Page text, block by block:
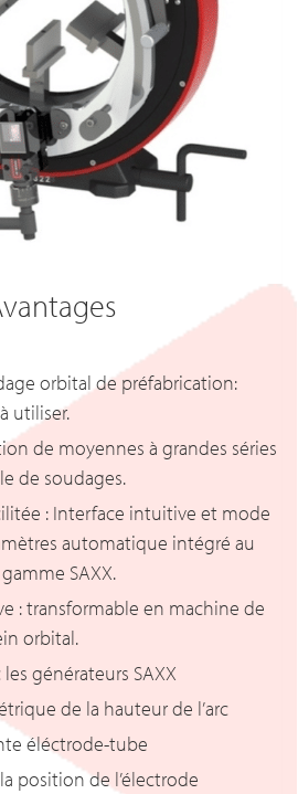
orbital de préfabrication:
utiliser.
de moyennes à grandes séries
de soudages.
: Interface intuitive et mode
automatique intégré au
SAXX.
: transformable en machine de
orbital.
générateurs SAXX
de la hauteur de l’arc
éléctrode-tube
position de l’électrode